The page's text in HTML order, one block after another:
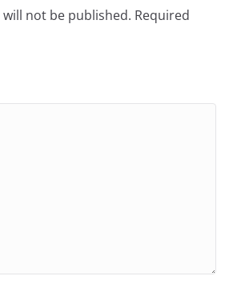
not be published. Required